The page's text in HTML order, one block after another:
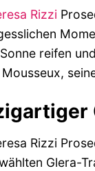
Rizzi
reifen
Rizzi
Glera-